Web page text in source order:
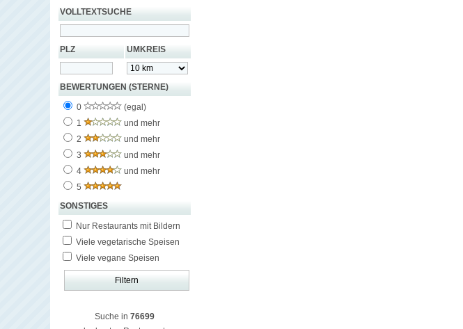
VOLLTEXTSUCHE
PLZ UMKREIS
BEWERTUNGEN (STERNE)
0
(egal)
1
und mehr
2
und mehr
3
und mehr
4
und mehr
5
SONSTIGES
Nur Restaurants mit Bildern
Viele vegetarische Speisen
Viele vegane Speisen
Suche in 76699